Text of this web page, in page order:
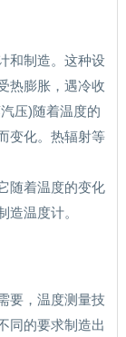
和制造。这种设
热膨胀，遇冷收
压)随着温度的
变化。热辐射等
随着温度的变化
温度计。
要，温度测量技
同的要求制造出